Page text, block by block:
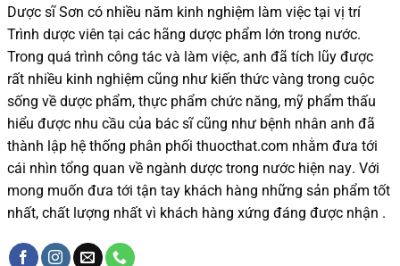
Dược sĩSơn có nhiều năm kinh nghiệm làm việc tại vị trí
Trình dược viên tại các hãng dược phẩm lớn trong nước.
Trong quá trình công tác và làm việc, anh đã tích lũy được
rất nhiều kinh nghiệm cũng như kiến thức vàng trong cuộc
sống về dược phẩm, thực phẩm chức năng, mỹ phẩm thấu
hiểu được nhu cầu của bác sĩcũng như bệnh nhân anh đã
thành lập hệ thống phân phối thuocthat.com nhằm đưa tới
cái nhìn tổng quan về ngành dược trong nước hiện nay. Với
mong muốn đưa tới tận tay khách hàng những sản phẩm tốt
nhất, chất lượng nhất vì khách hàng xứng đáng được nhận .